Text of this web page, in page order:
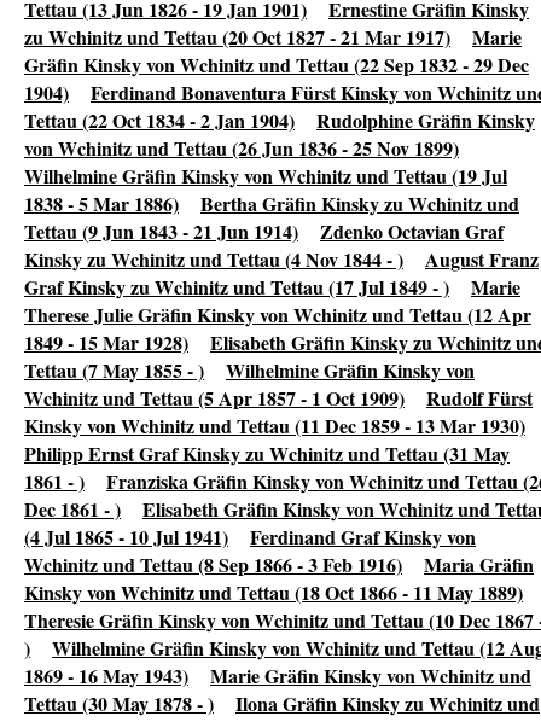
Tettau (13 Jun 1826 - 19 Jan 1901)
Ernestine Gräfin Kinsky
zu Wchinitz und Tettau (20 Oct 1827 - 21 Mar 1917)
Marie
Gräfin Kinsky von Wchinitz und Tettau (22 Sep 1832 - 29 Dec
1904)
Ferdinand Bonaventura Fürst Kinsky von Wchinitz
Tettau (22 Oct 1834 - 2 Jan 1904)
Rudolphine Gräfin Kinsky
von Wchinitz und Tettau (26 Jun 1836 - 25 Nov 1899)
Wilhelmine Gräfin Kinsky von Wchinitz und Tettau (19 Jul
1838 - 5 Mar 1886)
Bertha Gräfin Kinsky zu Wchinitz und
Tettau (9 Jun 1843 - 21 Jun 1914)
Zdenko Octavian Graf
Kinsky zu Wchinitz und Tettau (4 Nov 1844 - )
August Franz
Graf Kinsky zu Wchinitz und Tettau (17 Jul 1849 - )
Marie
Therese Julie Gräfin Kinsky von Wchinitz und Tettau (12 Apr
1849 - 15 Mar 1928)
Elisabeth Gräfin Kinsky zu Wchinitz
Tettau (7 May 1855 - )
Wilhelmine Gräfin Kinsky von
Wchinitz und Tettau (5 Apr 1857 - 1 Oct 1909)
Rudolf Fürst
Kinsky von Wchinitz und Tettau (11 Dec 1859 - 13 Mar 1930)
Philipp Ernst Graf Kinsky zu Wchinitz und Tettau (31 May
1861 - )
Franziska Gräfin Kinsky von Wchinitz und Tettau
Dec 1861 - )
Elisabeth Gräfin Kinsky von Wchinitz und
(4 Jul 1865 - 10 Jul 1941)
Ferdinand Graf Kinsky von
Wchinitz und Tettau (8 Sep 1866 - 3 Feb 1916)
Maria Gräfin
Kinsky von Wchinitz und Tettau (18 Oct 1866 - 11 May 1889)
Theresie Gräfin Kinsky von Wchinitz und Tettau (10 Dec 1867
)
Wilhelmine Gräfin Kinsky von Wchinitz und Tettau (12
1869 - 16 May 1943)
Marie Gräfin Kinsky von Wchinitz und
Tettau (30 May 1878 - )
Ilona Gräfin Kinsky zu Wchinitz und